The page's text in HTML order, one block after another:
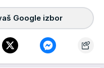
Google izbor